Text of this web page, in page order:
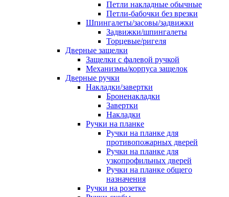
Петли накладные обычные
Петли-бабочки без врезки
Шпингалеты/засовы/задвижки
Задвижки/шпингалеты
Торцевые/ригеля
Дверные защелки
Защелки с фалевой ручкой
Механизмы/корпуса защелок
Дверные ручки
Накладки/завертки
Броненакладки
Завертки
Накладки
Ручки на планке
Ручки на планке для
противопожарных дверей
Ручки на планке для
узкопрофильных дверей
Ручки на планке общего
назначения
Ручки на розетке